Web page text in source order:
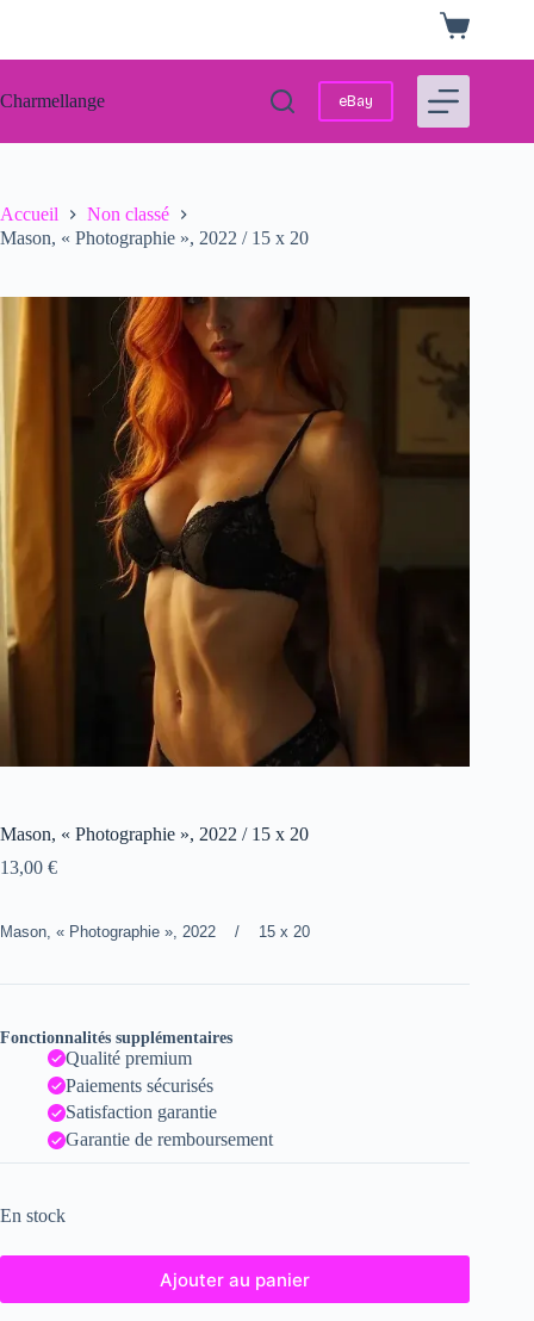
Panier
d’achat
Charmellange eBay
Accueil
Non classé
Mason, « Photographie », 2022 / 15 x 20
Mason, « Photographie », 2022 / 15 x 20
13,00 €
Mason, « Photographie », 2022 / 15 x 20
Fonctionnalités supplémentaires
Qualité premium
Paiements sécurisés
Satisfaction garantie
Garantie de remboursement
En stock
Ajouter au panier